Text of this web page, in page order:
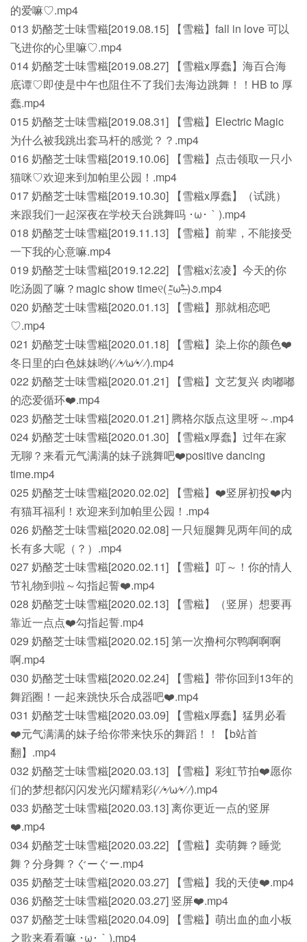
的爱嘛♡.mp4
013 奶酪芝士味雪糍[2019.08.15] 【雪糍】fall in love 可以
飞进你的心里嘛♡.mp4
014 奶酪芝士味雪糍[2019.08.27] 【雪糍x厚蠢】海百合海
底谭♡即使是中午也阻住不了我们去海边跳舞！！HB to 厚
蠢.mp4
015 奶酪芝士味雪糍[2019.08.31] 【雪糍】Electric Magic
为什么被我跳出套马杆的感觉？？.mp4
016 奶酪芝士味雪糍[2019.10.06] 【雪糍】点击领取一只小
猫咪♡欢迎来到加帕里公园！.mp4
017 奶酪芝士味雪糍[2019.10.30] 【雪糍x厚蠢】（试跳）
来跟我们一起深夜在学校天台跳舞吗 ･ω･｀).mp4
018 奶酪芝士味雪糍[2019.11.13] 【雪糍】前辈，不能接受
一下我的心意嘛.mp4
019 奶酪芝士味雪糍[2019.12.22] 【雪糍x泫凌】今天的你
吃汤圆了嘛？magic show time୧( ⁼̴̶̤̀ω⁼̴̶̤́ )૭.mp4
020 奶酪芝士味雪糍[2020.01.13] 【雪糍】那就相恋吧
♡.mp4
021 奶酪芝士味雪糍[2020.01.18] 【雪糍】染上你的颜色❤️
冬日里的白色妹妹哟(⁄ ⁄•⁄ω⁄•⁄ ⁄).mp4
022 奶酪芝士味雪糍[2020.01.21] 【雪糍】文艺复兴 肉嘟嘟
的恋爱循环❤️.mp4
023 奶酪芝士味雪糍[2020.01.21] 腾格尔版点这里呀～.mp4
024 奶酪芝士味雪糍[2020.01.30] 【雪糍x厚蠢】过年在家
无聊？来看元气满满的妹子跳舞吧❤️positive dancing
time.mp4
025 奶酪芝士味雪糍[2020.02.02] 【雪糍】❤️竖屏初投❤️内
有猫耳福利！欢迎来到加帕里公园！.mp4
026 奶酪芝士味雪糍[2020.02.08] 一只短腿舞见两年间的成
长有多大呢（？）.mp4
027 奶酪芝士味雪糍[2020.02.11] 【雪糍】叮～！你的情人
节礼物到啦～勾指起誓❤️.mp4
028 奶酪芝士味雪糍[2020.02.13] 【雪糍】（竖屏）想要再
靠近一点点❤️勾指起誓.mp4
029 奶酪芝士味雪糍[2020.02.15] 第一次撸柯尔鸭啊啊啊
啊.mp4
030 奶酪芝士味雪糍[2020.02.24] 【雪糍】带你回到13年的
舞蹈圈！一起来跳快乐合成器吧❤️.mp4
031 奶酪芝士味雪糍[2020.03.09] 【雪糍x厚蠢】猛男必看
❤️元气满满的妹子给你带来快乐的舞蹈！！【b站首
翻】.mp4
032 奶酪芝士味雪糍[2020.03.13] 【雪糍】彩虹节拍❤️愿你
们的梦想都闪闪发光闪耀精彩(⁄ ⁄•⁄ω⁄•⁄ ⁄).mp4
033 奶酪芝士味雪糍[2020.03.13] 离你更近一点的竖屏
❤️.mp4
034 奶酪芝士味雪糍[2020.03.22] 【雪糍】卖萌舞？睡觉
舞？分身舞？ぐーぐー.mp4
035 奶酪芝士味雪糍[2020.03.27] 【雪糍】我的天使❤️.mp4
036 奶酪芝士味雪糍[2020.03.27] 竖屏❤️.mp4
037 奶酪芝士味雪糍[2020.04.09] 【雪糍】萌出血的血小板
之歌来看看嘛 ･ω･｀).mp4